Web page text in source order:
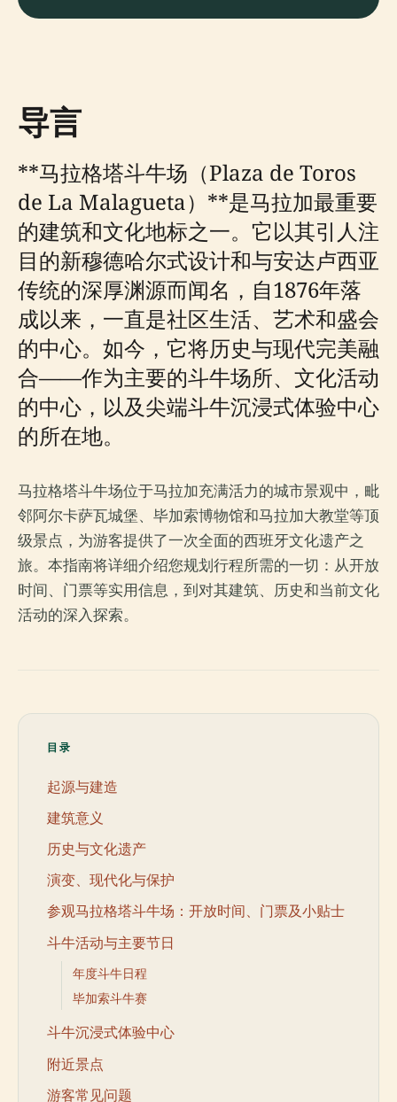
导言
**马拉格塔斗牛场（Plaza de Toros
de La Malagueta）**是马拉加最重要
的建筑和文化地标之一。它以其引人注
目的新穆德哈尔式设计和与安达卢西亚
传统的深厚渊源而闻名，自1876年落
成以来，一直是社区生活、艺术和盛会
的中心。如今，它将历史与现代完美融
合——作为主要的斗牛场所、文化活动
的中心，以及尖端斗牛沉浸式体验中心
的所在地。
马拉格塔斗牛场位于马拉加充满活力的城市景观中，毗
邻阿尔卡萨瓦城堡、毕加索博物馆和马拉加大教堂等顶
级景点，为游客提供了一次全面的西班牙文化遗产之
旅。本指南将详细介绍您规划行程所需的一切：从开放
时间、门票等实用信息，到对其建筑、历史和当前文化
活动的深入探索。
目录
起源与建造
建筑意义
历史与文化遗产
演变、现代化与保护
参观马拉格塔斗牛场：开放时间、门票及小贴士
斗牛活动与主要节日
年度斗牛日程
毕加索斗牛赛
斗牛沉浸式体验中心
附近景点
游客常见问题